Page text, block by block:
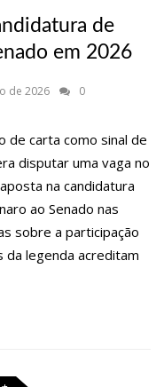
de
em 2026
de 2026
0
carta como sinal de
disputar uma vaga no
na candidatura
ao Senado nas
sobre a participação
legenda acreditam